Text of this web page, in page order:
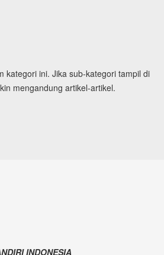
kategori ini. Jika sub-kategori tampil di
mengandung artikel-artikel.
INDONESIA